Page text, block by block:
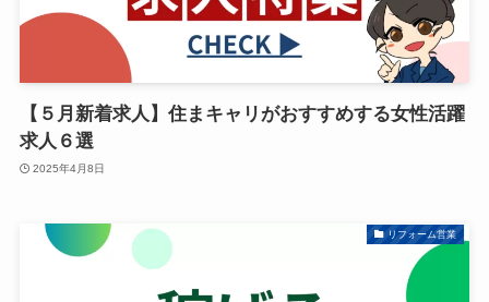
【５月新着求人】住まキャリがおすすめする女性活躍
求人６選
2025年4月8日
リフォーム営業